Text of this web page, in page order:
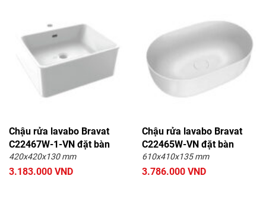
Chậu rửa lavabo Bravat
C22467W-1-VN đặt bàn
420x420x130 mm
3.183.000 VND
Chậu rửa lavabo Bravat
C22465W-VN đặt bàn
610x410x135 mm
3.786.000 VND